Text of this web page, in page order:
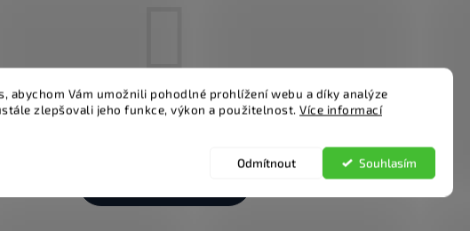
abychom Vám umožnili pohodlné prohlížení webu a díky analýze
zlepšovali jeho funkce, výkon a použitelnost. Více informací
Odmítnout Souhlasím